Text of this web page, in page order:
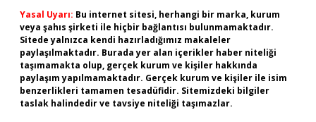
Yasal Uyarı: Bu internet sitesi, herhangi bir marka, kurum
veya şahıs şirketi ile hiçbir bağlantısı bulunmamaktadır.
Sitede yalnızca kendi hazırladığımız makaleler
paylaşılmaktadır. Burada yer alan içerikler haber niteliği
taşımamakta olup, gerçek kurum ve kişiler hakkında
paylaşım yapılmamaktadır. Gerçek kurum ve kişiler ile isim
benzerlikleri tamamen tesadüfidir. Sitemizdeki bilgiler
taslak halindedir ve tavsiye niteliği taşımazlar.